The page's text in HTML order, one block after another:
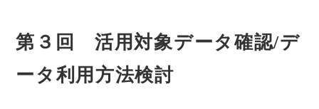
第３回 活用対象データ確認/デ
ータ利用方法検討